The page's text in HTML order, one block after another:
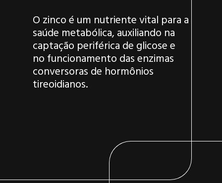
O zinco é um nutriente vital para a
saúde metabólica, auxiliando na
captação periférica de glicose e
no funcionamento das enzimas
conversoras de hormônios
tireoidianos.